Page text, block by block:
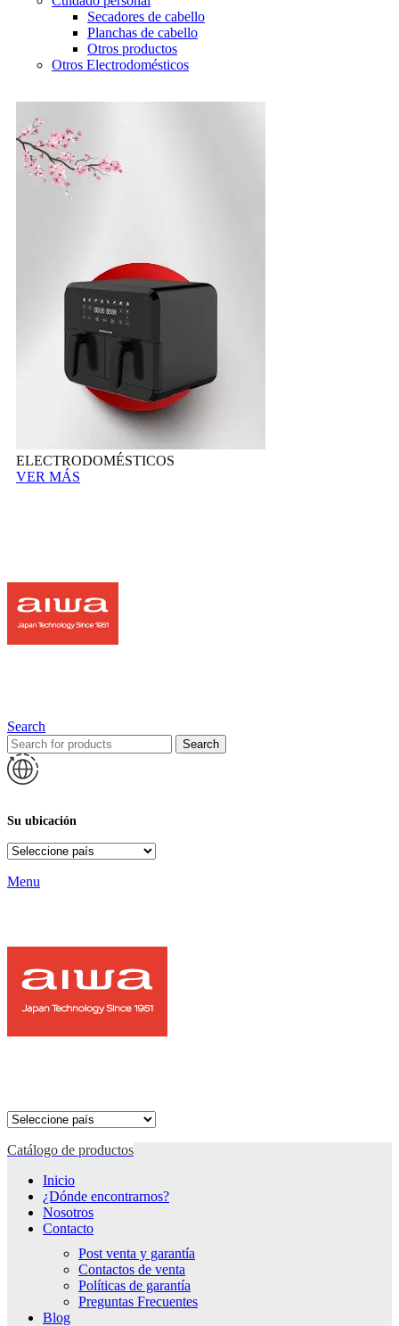
Secadores de cabello
Planchas de cabello
Otros productos
Otros Electrodomésticos
ELECTRODOMÉSTICOS
VER MÁS
Search
Search
Su ubicación
Menu
Catálogo de productos
Inicio
¿Dónde encontrarnos?
Nosotros
Contacto
Post venta y garantía
Contactos de venta
Políticas de garantía
Preguntas Frecuentes
Blog